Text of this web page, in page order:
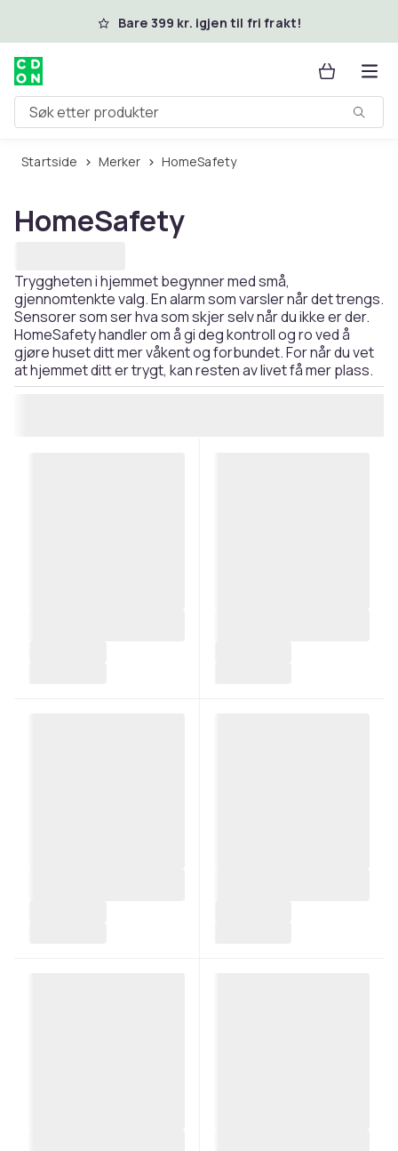
Hopp til hovedinnholdBare 399 kr. igjen til fri frakt!
Søk etter produkter
Startside Merker HomeSafety
HomeSafety
Tryggheten i hjemmet begynner med små,
gjennomtenkte valg. En alarm som varsler når det trengs.
Sensorer som ser hva som skjer selv når du ikke er der.
HomeSafety handler om å gi deg kontroll og ro ved å
gjøre huset ditt mer våkent og forbundet. For når du vet
at hjemmet ditt er trygt, kan resten av livet få mer plass.